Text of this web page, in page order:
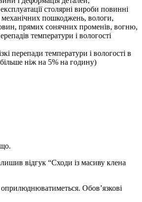
столярні вироби повинні
механічних пошкоджень, вологи,
прямих сонячних променів, вогню,
температури і вологості
перепади температури і вологості в
ніж на 5% на годину)
відгук “Сходи із масиву клена
Обов’язкові